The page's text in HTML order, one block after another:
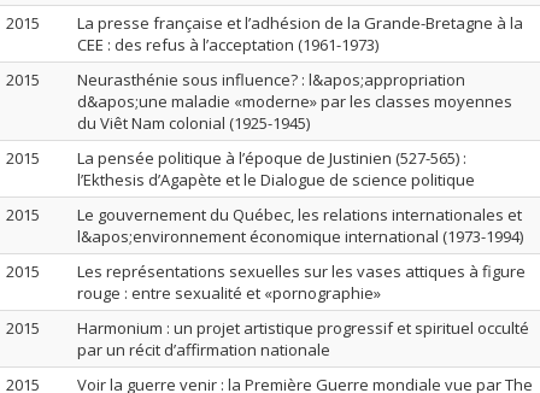
2015
La presse française et l’adhésion de la Grande-Bretagne à la
CEE : des refus à l’acceptation (1961-1973)
2015
Neurasthénie sous influence? : l&apos;appropriation
d&apos;une maladie «moderne» par les classes moyennes
du Viêt Nam colonial (1925-1945)
2015
La pensée politique à l’époque de Justinien (527-565) :
l’Ekthesis d’Agapète et le Dialogue de science politique
2015
Le gouvernement du Québec, les relations internationales et
l&apos;environnement économique international (1973-1994)
2015
Les représentations sexuelles sur les vases attiques à figure
rouge : entre sexualité et «pornographie»
2015
Harmonium : un projet artistique progressif et spirituel occulté
par un récit d’affirmation nationale
2015
Voir la guerre venir : la Première Guerre mondiale vue par The